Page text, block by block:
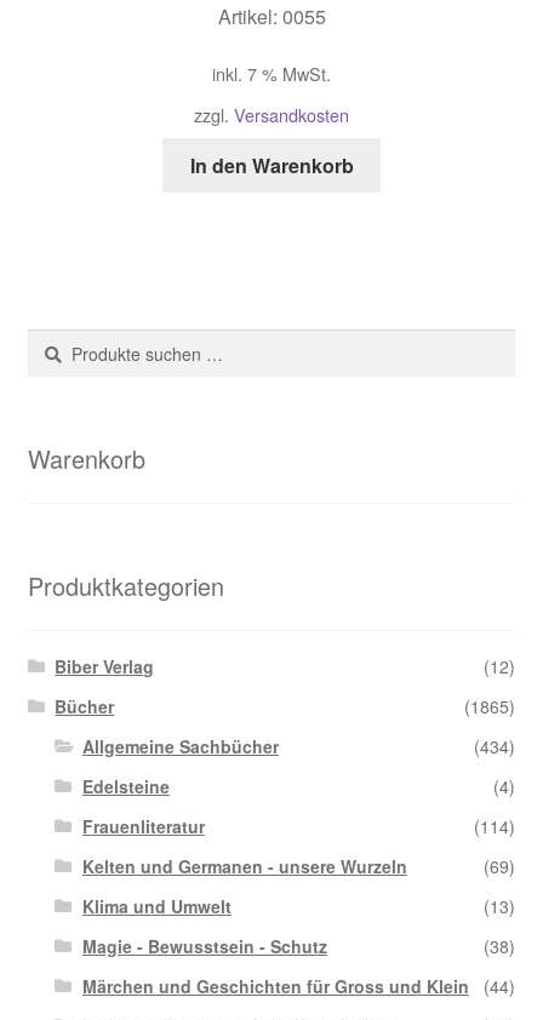
Artikel: 0055
inkl. 7 % MwSt.
zzgl. Versandkosten
In den Warenkorb
Suche
nach:
Suchen
Warenkorb
Produktkategorien
Biber Verlag
(12)
Bücher
(1865)
Allgemeine Sachbücher
(434)
Edelsteine
(4)
Frauenliteratur
(114)
Kelten und Germanen - unsere Wurzeln
(69)
Klima und Umwelt
(13)
Magie - Bewusstsein - Schutz
(38)
Märchen und Geschichten für Gross und Klein
(44)